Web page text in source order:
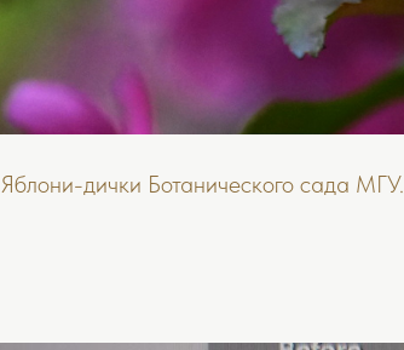
Яблони-дички Ботанического сада МГУ.